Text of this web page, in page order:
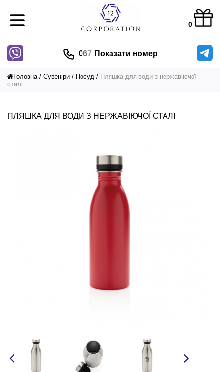
0
067 Показати номер
Головна Сувеніри Посуд
Пляшка для води з нержавіючої
сталі
ПЛЯШКА ДЛЯ ВОДИ З НЕРЖАВІЮЧОЇ СТАЛІ